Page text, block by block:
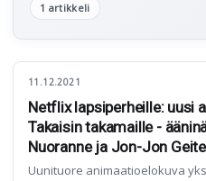
1 artikkeli
11.12.2021
Netflix lapsiperheille: uusi
Takaisin takamaille -
Nuoranne ja Jon-Jon
Uunituore animaatioelokuva